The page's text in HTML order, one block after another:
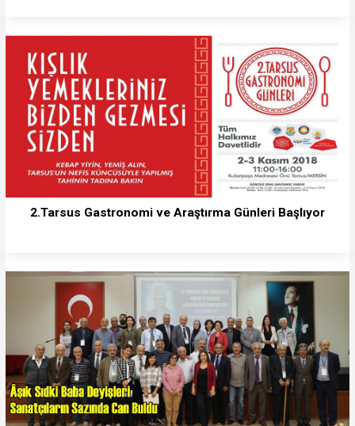
2.Tarsus Gastronomi ve Araştırma Günleri Başlıyor